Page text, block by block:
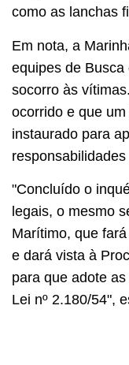
como as lanchas
Em nota, a
equipes de
socorro às
ocorrido e que
instaurado para
"Concluído o
legais, o mesmo
Marítimo, que
e dará vista à
para que adote
Lei nº 2.180/54",